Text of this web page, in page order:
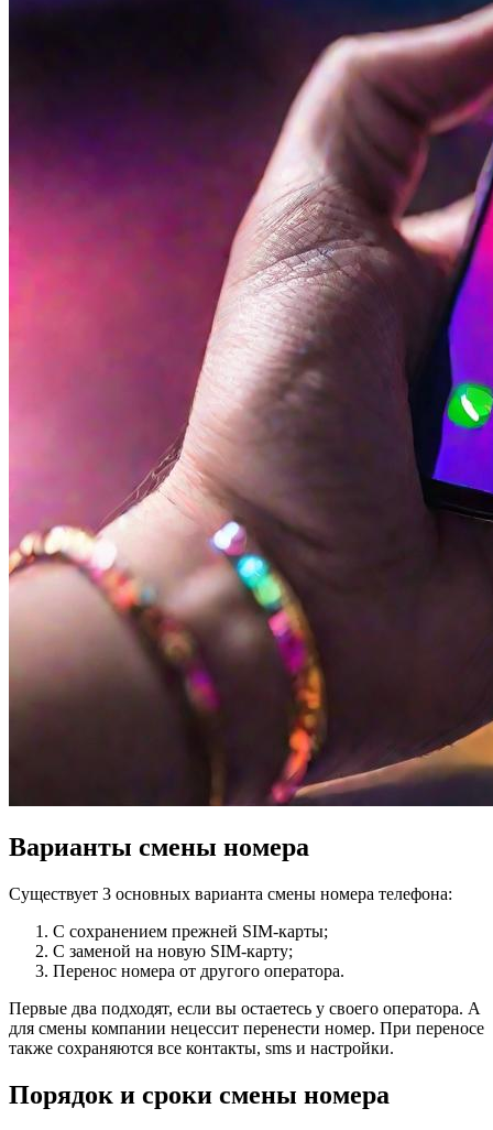
Варианты смены номера
Существует 3 основных варианта смены номера телефона:
С сохранением прежней SIM-карты;
С заменой на новую SIM-карту;
Перенос номера от другого оператора.
Первые два подходят, если вы остаетесь у своего оператора. А
для смены компании нецессит перенести номер. При переносе
также сохраняются все контакты, sms и настройки.
Порядок и сроки смены номера